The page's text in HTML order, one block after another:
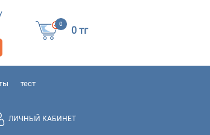
0
0 тг
тест
ЛИЧНЫЙ КАБИНЕТ